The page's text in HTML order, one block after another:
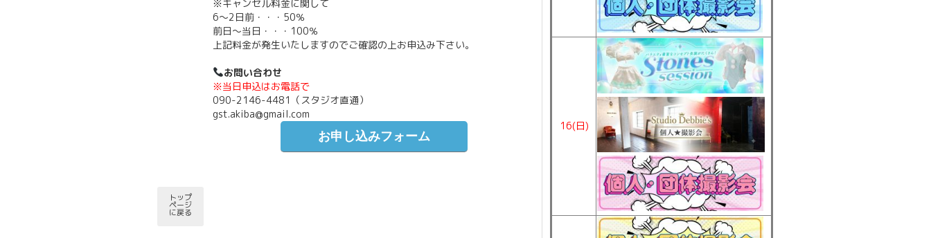
※キャンセル料金に関して
6〜2日前・・・50％
前日〜当日・・・100％
上記料金が発生いたしますのでご確認の上お申込み下さい。
お問い合わせ
※当日申込はお電話で
090-2146-4481（スタジオ直通）
gst.akiba@gmail.com
お申し込みフォーム
トップ
ページ
に戻る
16(日)